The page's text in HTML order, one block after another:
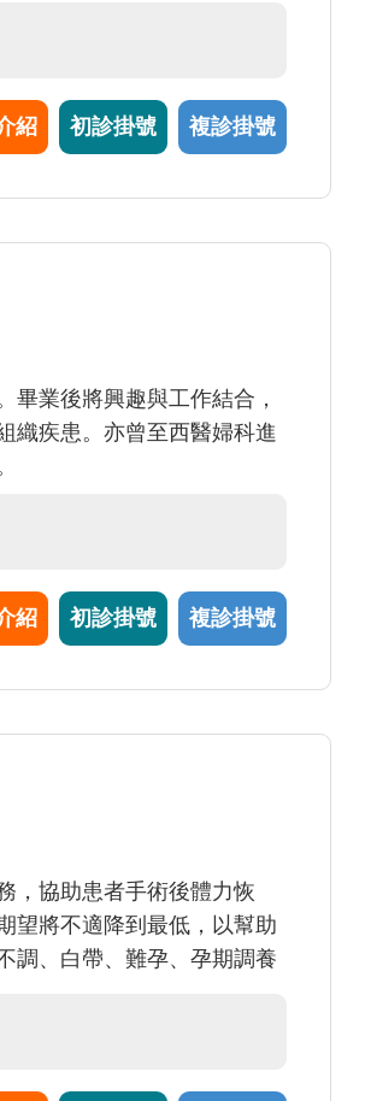
紹 初診掛號 複診掛號
畢業後將興趣與工作結合，
織疾患。亦曾至西醫婦科進
紹 初診掛號 複診掛號
，協助患者手術後體力恢
望將不適降到最低，以幫助
調、白帶、難孕、孕期調養